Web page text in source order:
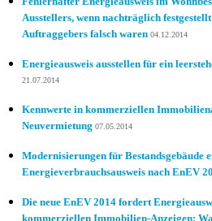
Ausstellers, wenn nachträglich
Auftraggebers falsch waren 04.12.2014
Energieausweis ausstellen für ein
21 .07.2014
Kennwerte in kommerziellen
Neuvermietung 07.05.2014
Modernisierungen für Bestandsgebäude
Energieverbrauchsausweis nach EnEV
Die neue EnEV 2014 fordert
kommerziellen Immobilien-Anzeigen: